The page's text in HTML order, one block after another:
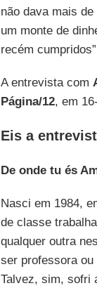
não dava mais
um monte de
recém
A entrevista com
Página/12, em
Eis a
De onde tu és
Nasci em 1984,
de classe
qualquer outra
ser professora
Talvez, sim, sofri